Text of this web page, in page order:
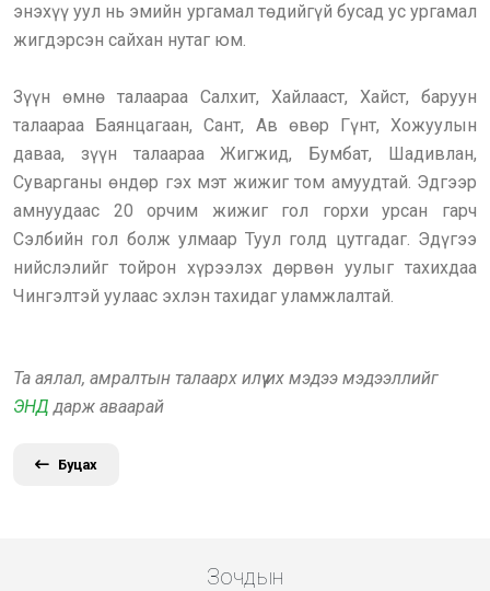
энэхүү уул нь эмийн ургамал төдийгүй бусад ус ургамал
жигдэрсэн сайхан нутаг юм.
Зүүн өмнө талаараа Салхит, Хайлааст, Хайст, баруун
талаараа Баянцагаан, Сант, Ав өвөр Гүнт, Хожуулын
даваа, зүүн талаараа Жигжид, Бумбат, Шадивлан,
Суварганы өндөр гэх мэт жижиг том амуудтай. Эдгээр
амнуудаас 20 орчим жижиг гол горхи урсан гарч
Сэлбийн гол болж улмаар Туул голд цутгадаг. Эдүгээ
нийслэлийг тойрон хүрээлэх дөрвөн уулыг тахихдаа
Чингэлтэй уулаас эхлэн тахидаг уламжлалтай.
Та аялал, амралтын талаарх илүү их мэдээ мэдээллийг
ЭНД дарж аваарай
Буцах
Зочдын